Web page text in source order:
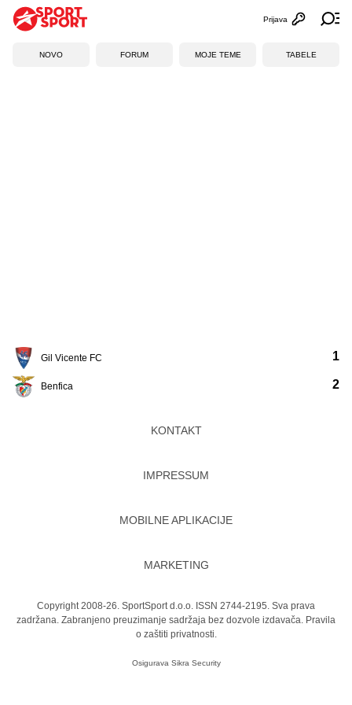
Otvori
Prijava
NOVO FORUM MOJE TEME TABELE
Gil Vicente FC
Benfica
1
2
KONTAKT
IMPRESSUM
MOBILNE APLIKACIJE
MARKETING
Copyright 2008-26. SportSport d.o.o. ISSN 2744-2195. Sva prava
zadržana. Zabranjeno preuzimanje sadržaja bez dozvole izdavača. Pravila
o zaštiti privatnosti.
Osigurava Sikra Security